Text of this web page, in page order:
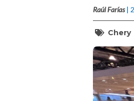
Raúl Farías |
Chery